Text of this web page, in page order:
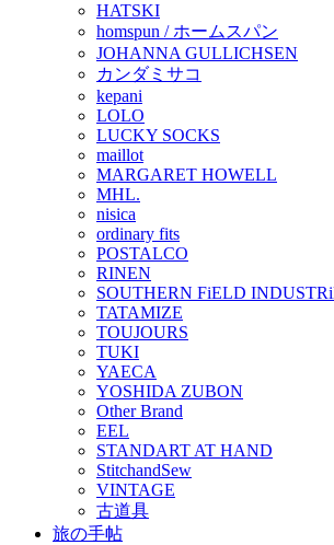
HATSKI
homspun / ホームスパン
JOHANNA GULLICHSEN
カンダミサコ
kepani
LOLO
LUCKY SOCKS
maillot
MARGARET HOWELL
MHL.
nisica
ordinary fits
POSTALCO
RINEN
SOUTHERN FiELD
TATAMIZE
TOUJOURS
TUKI
YAECA
YOSHIDA ZUBON
Other Brand
EEL
STANDART AT HAND
StitchandSew
VINTAGE
古道具
旅の手帖